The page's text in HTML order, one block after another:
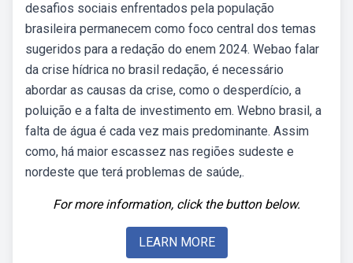
desafios sociais enfrentados pela população
brasileira permanecem como foco central dos temas
sugeridos para a redação do enem 2024. Webao falar
da crise hídrica no brasil redação, é necessário
abordar as causas da crise, como o desperdício, a
poluição e a falta de investimento em. Webno brasil, a
falta de água é cada vez mais predominante. Assim
como, há maior escassez nas regiões sudeste e
nordeste que terá problemas de saúde,.
For more information, click the button below.
LEARN MORE